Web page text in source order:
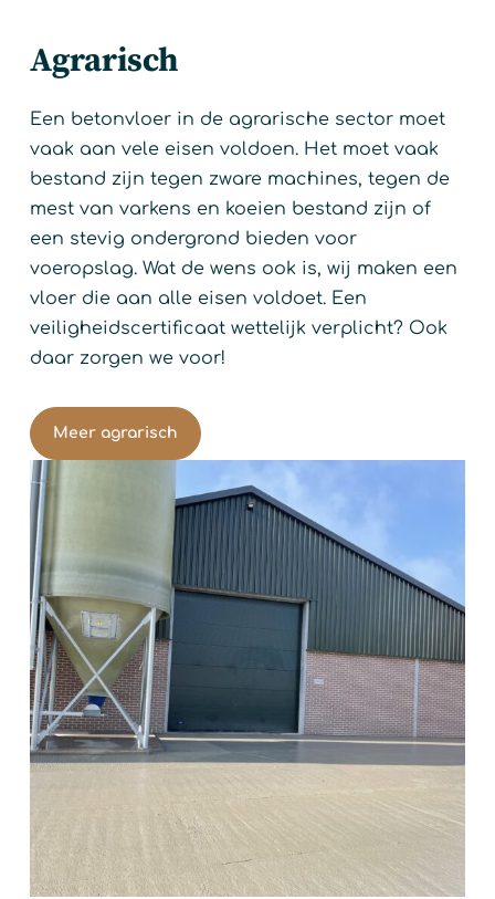
Agrarisch
Een betonvloer in de agrarische sector moet
vaak aan vele eisen voldoen. Het moet vaak
bestand zijn tegen zware machines, tegen de
mest van varkens en koeien bestand zijn of
een stevig ondergrond bieden voor
voeropslag. Wat de wens ook is, wij maken een
vloer die aan alle eisen voldoet. Een
veiligheidscertificaat wettelijk verplicht? Ook
daar zorgen we voor!
Meer agrarisch